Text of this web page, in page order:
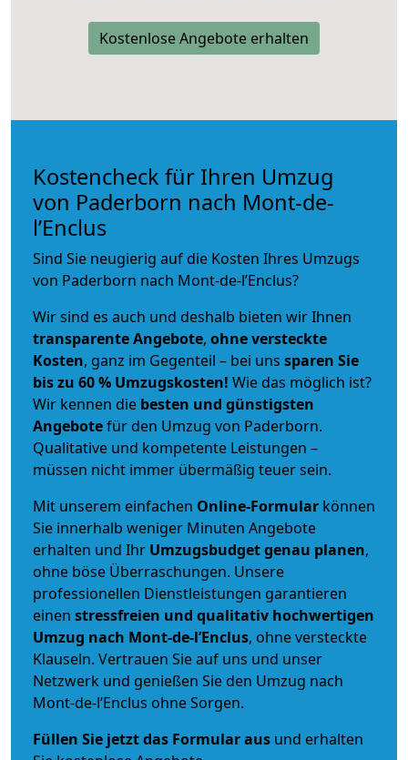
Kostenlose Angebote erhalten
Kostencheck für Ihren Umzug
von Paderborn nach Mont-de-
l’Enclus
Sind Sie neugierig auf die Kosten Ihres Umzugs
von Paderborn nach Mont-de-l’Enclus?
Wir sind es auch und deshalb bieten wir Ihnen
transparente Angebote, ohne versteckte
Kosten, ganz im Gegenteil – bei uns sparen Sie
bis zu 60 % Umzugskosten! Wie das möglich ist?
Wir kennen die besten und günstigsten
Angebotefür den Umzug von Paderborn.
Qualitative und kompetente Leistungen –
müssen nicht immer übermäßig teuer sein.
Mit unserem einfachen Online-Formular können
Sie innerhalb weniger Minuten Angebote
erhalten und Ihr Umzugsbudgetgenau planen,
ohne böse Überraschungen. Unsere
professionellen Dienstleistungen garantieren
einen stressfreien und qualitativ hochwertigen
Umzug nach Mont-de-l’Enclus, ohne versteckte
Klauseln. Vertrauen Sie auf uns und unser
Netzwerk und genießen Sie den Umzug nach
Mont-de-l’Enclus ohne Sorgen.
Füllen Sie jetzt das Formular aus und erhalten